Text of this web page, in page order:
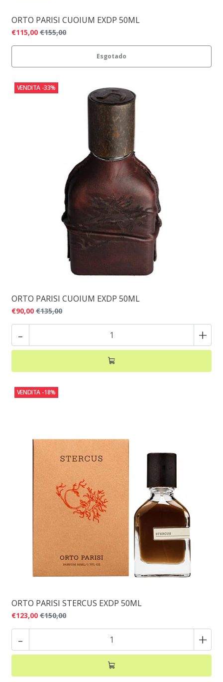
ORTO PARISI CUOIUM EXDP 50ML
€115,00 €155,00
Esgotado
VENDITA -33%
ORTO PARISI CUOIUM EXDP 50ML
€90,00 €135,00
- +
VENDITA -18%
ORTO PARISI STERCUS EXDP 50ML
€123,00 €150,00
- +